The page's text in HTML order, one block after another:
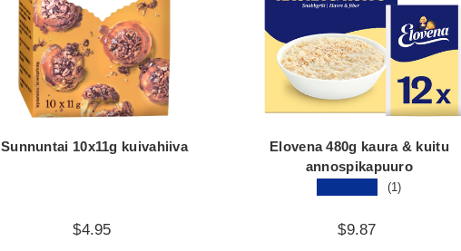
Sunnuntai 10x11g kuivahiiva
$4.95
Elovena 480g kaura & kuitu
annospikapuuro
(1)
$9.87